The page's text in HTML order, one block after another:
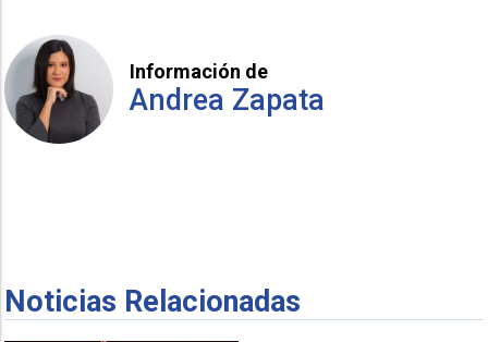
Información de
Andrea Zapata
Noticias Relacionadas